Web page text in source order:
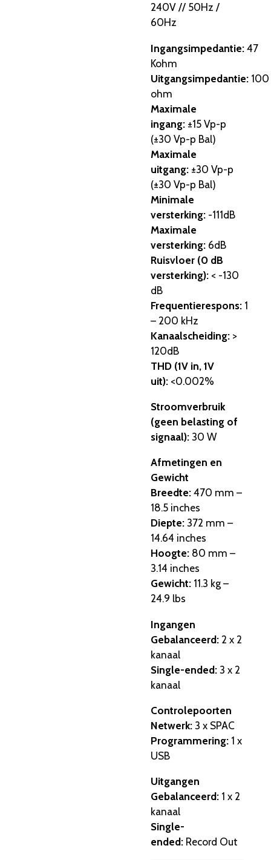
240V // 50Hz /
60Hz
Ingangsimpedantie:47
Kohm
Uitgangsimpedantie: 100
ohm
Maximale
ingang: ±15 Vp-p
(±30 Vp-p Bal)
Maximale
uitgang: ±30 Vp-p
(±30 Vp-p Bal)
Minimale
versterking: -111dB
Maximale
versterking: 6dB
Ruisvloer (0 dB
versterking): < -130
dB
Frequentierespons: 1
– 200 kHz
Kanaalscheiding: >
120dB
THD (1V in, 1V
uit): <0.002%
Stroomverbruik
(geen belasting of
signaal):30 W
Afmetingen en
Gewicht
Breedte:470 mm –
18.5 inches
Diepte:372 mm –
14.64 inches
Hoogte: 80 mm –
3.14 inches
Gewicht: 11.3 kg –
24.9 lbs
Ingangen
Gebalanceerd: 2 x 2
kanaal
Single-ended:3 x 2
kanaal
Controlepoorten
Netwerk:3 x SPAC
Programmering: 1 x
USB
Uitgangen
Gebalanceerd: 1 x 2
kanaal
Single-
ended: Record Out